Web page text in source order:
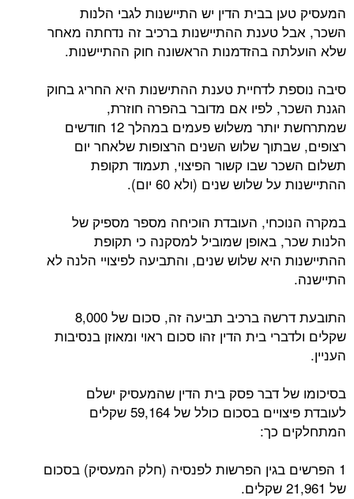
המעסיק טען בבית הדין יש התיישנות לגבי הלנות
השכר, אבל טענת ההתיישנות ברכיב זה נדחתה מאחר
שלא הועלתה בהזדמנות הראשונה חוק ההתיישנות.
סיבה נוספת לדחיית טענת ההתישנות היא החריג בחוק
הגנת השכר, לפיו אם מדובר בהפרה חוזרת,
שמתרחשת יותר משלוש פעמים במהלך 12 חודשים
רצופים, שבתוך שלוש השנים הרצופות שלאחר יום
תשלום השכר שבו קשור הפיצוי, תעמוד תקופת
ההתיישנות על שלוש שנים (ולא 60 יום).
במקרה הנוכחי, העובדת הוכיחה מספר מספיק של
הלנות שכר, באופן שמוביל למסקנה כי תקופת
ההתיישנות היא שלוש שנים, והתביעה לפיצויי הלנה לא
התיישנה.
התובעת דרשה ברכיב תביעה זה, סכום של 8,000
שקלים ולדברי בית הדין זהו סכום ראוי ומאוזן בנסיבות
העניין.
בסיכומו של דבר פסק בית הדין שהמעסיק ישלם
לעובדת פיצויים בסכום כולל של 59,164 שקלים
המתחלקים כך:
1 הפרשים בגין הפרשות לפנסיה (חלק המעסיק) בסכום
של 21,961 שקלים.